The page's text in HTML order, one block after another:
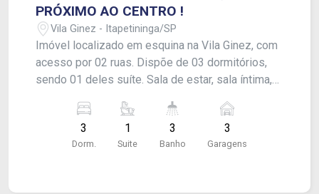
PRÓXIMO AO CENTRO !
Vila Ginez - Itapetininga/SP
Imóvel localizado em esquina na Vila Ginez, com
acesso por 02 ruas. Dispõe de 03 dormitórios,
sendo 01 deles suíte. Sala de estar, sala íntima,
garagem para 03 carros (sendo 02 por uma
entrada e 01 por outra), com despensa externa e
lavabo de apoio. Acabamento: Laje, piso frio e
3
Dorm.
1
Suite
3
Banho
3
Garagens